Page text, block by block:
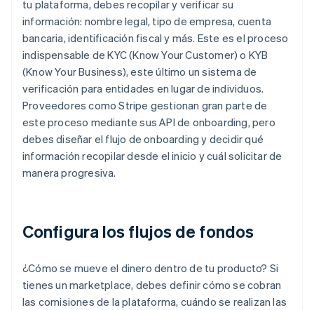
tu plataforma, debes recopilar y verificar su
información: nombre legal, tipo de empresa, cuenta
bancaria, identificación fiscal y más. Este es el proceso
indispensable de KYC (Know Your Customer) o KYB
(Know Your Business), este último un sistema de
verificación para entidades en lugar de individuos.
Proveedores como Stripe gestionan gran parte de
este proceso mediante sus API de onboarding, pero
debes diseñar el flujo de onboarding y decidir qué
información recopilar desde el inicio y cuál solicitar de
manera progresiva.
Configura los flujos de fondos
¿Cómo se mueve el dinero dentro de tu producto? Si
tienes un marketplace, debes definir cómo se cobran
las comisiones de la plataforma, cuándo se realizan las